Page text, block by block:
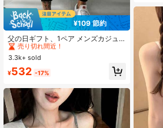
¥109 節約
父の日ギフト、1ペア メンズカジュ
アルスポーツパンツ、アイスシルク
パンツ、メンズスポーツカジュアル
ーツ、ジョギング、エクササイズに
アルスポーツパンツ、アイスシルク
パンツ、メンズスポーツカジュアル
パンツ、日常のフィットネス、スポ
ーツ、ジョギング、エクササイズに
適しています
#7 ベストセラー
に スポーツ＆アウトドア
売り切れ間近！
#7 ベストセラー
売り切れ間近！
#7 ベストセラー
売り切れ間近！
#7 ベストセラー
3.3k+ sold
¥532 -17%